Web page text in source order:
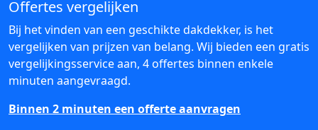
Offertes vergelijken
Bij het vinden van een geschikte dakdekker, is het
vergelijken van prijzen van belang. Wij bieden een gratis
vergelijkingsservice aan, 4 offertes binnen enkele
minuten aangevraagd.
Binnen 2 minuten een offerte aanvragen